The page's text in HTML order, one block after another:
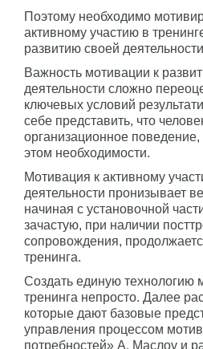
Поэтому необходимо
активному участию в
развитию своей
Важность мотивации к
деятельности сложно
ключевых условий
себе представить, что
организационное
этом необходимости.
Мотивация к активному
деятельности пронизывает
начиная с установочной
зачастую, при наличии
сопровождения,
тренинга.
Создать единую технологию
тренинга непросто. Далее
которые дают базовые
управления процессом
потребностей» А. Маслоу и